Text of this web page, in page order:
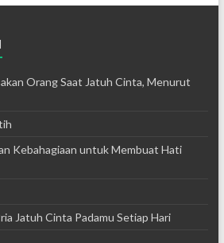
Orang Saat Jatuh Cinta, Menurut
Kebahagiaan untuk Membuat Hati
Jatuh Cinta Padamu Setiap Hari